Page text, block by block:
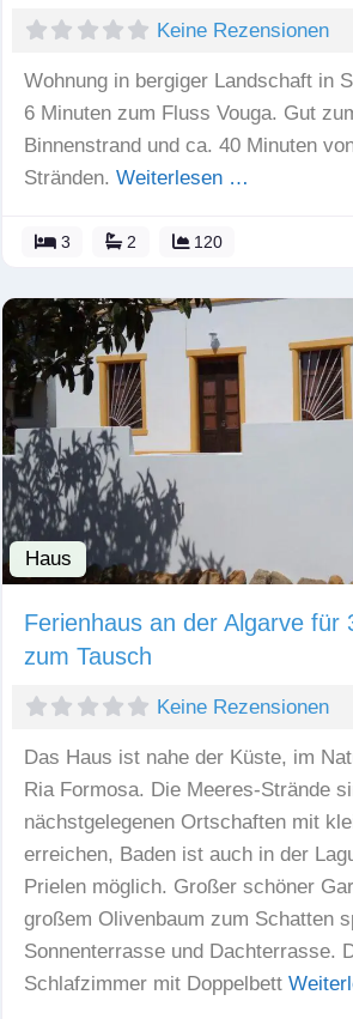
Keine Rezensionen
Wohnung in bergiger Landschaft in
6 Minuten zum Fluss Vouga. Gut
Binnenstrand und ca. 40 Minuten
Stränden. Weiterlesen …
3 2 120
Haus
Ferienhaus an der Algarve für
zum Tausch
Keine Rezensionen
Das Haus ist nahe der Küste, im
Ria Formosa. Die Meeres-Strände
nächstgelegenen Ortschaften mit
erreichen, Baden ist auch in der
Prielen möglich. Großer schöner
großem Olivenbaum zum Schatten
Sonnenterrasse und Dachterrasse.
Schlafzimmer mit Doppelbett